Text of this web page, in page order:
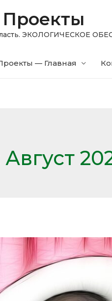
Проекты
ЭКОЛОГИЧЕСКОЕ
— Главная
Август